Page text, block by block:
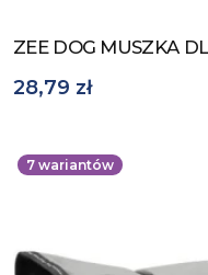
Zobacz produkt
ZEE DOG MUSZKA
28,79 zł
7 wariantów